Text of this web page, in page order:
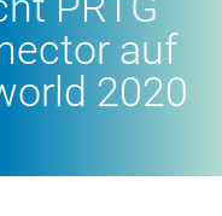
auf
2020